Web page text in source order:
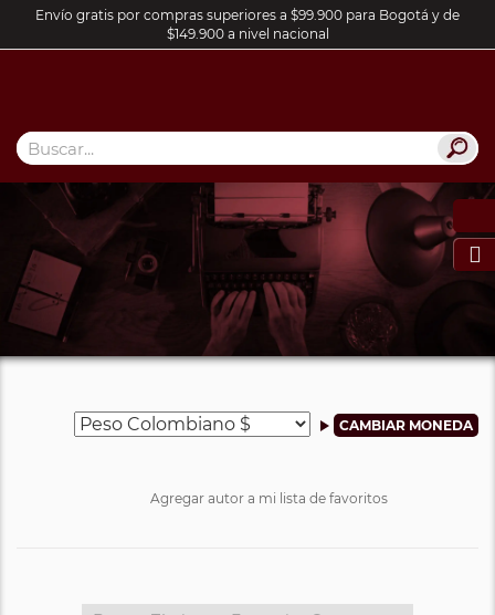
Envío gratis por compras superiores a $99.900 para Bogotá y de
$149.900 a nivel nacional

Agregar autor a mi lista de favoritos